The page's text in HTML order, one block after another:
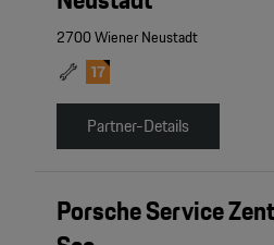
2700 Wiener Neustadt
Partner-Details
Porsche Service